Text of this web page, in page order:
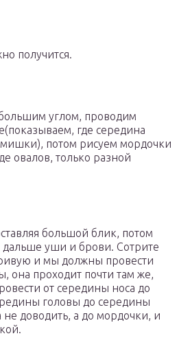
получится.
углом, проводим
где середина
потом рисуем мордочки
овалов, только разной
большой блик, потом
дальше уши и брови. Сотрите
и мы должны провести
она проходит почти там же,
от середины носа до
головы до середины
не доводить, а до мордочки, и